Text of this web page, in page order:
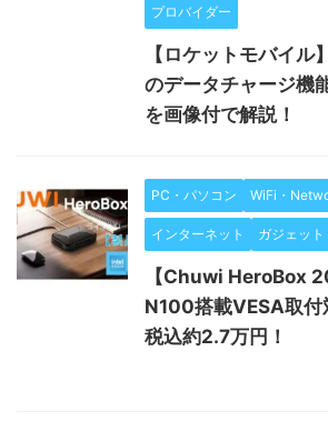
プロバイダー
【ロケットモバイル
のデータチャージ機
を画像付で解説！
PC・パソコン WiFi・
インターネット ガジェット
【Chuwi HeroBox
N100搭載VESA取付
税込約2.7万円！